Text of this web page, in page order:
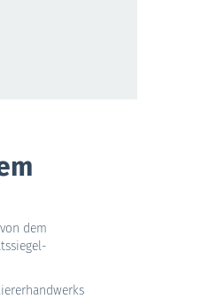
dem